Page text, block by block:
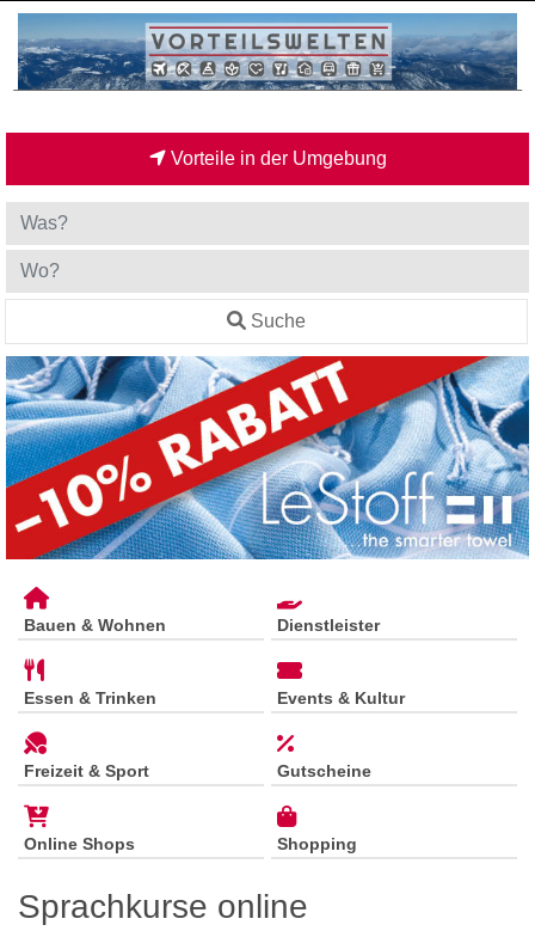
Vorteile in der Umgebung
Suche
Bauen & Wohnen Dienstleister
Essen & Trinken Events & Kultur
Freizeit & Sport Gutscheine
Online Shops Shopping
Sprachkurse online